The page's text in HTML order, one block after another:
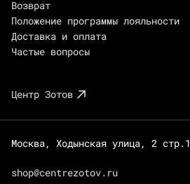
Возврат
Положение программы лояльности
Доставка и оплата
Частые вопросы
Центр Зотов
Москва, Ходынская улица, 2 стр.1
shop@centrezotov.ru